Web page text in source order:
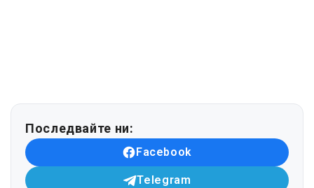
Последвайте ни:
Facebook
Telegram